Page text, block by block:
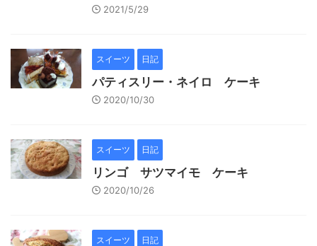
2021/5/29
スイーツ 日記
パティスリー・ネイロ ケーキ
2020/10/30
スイーツ 日記
リンゴ サツマイモ ケーキ
2020/10/26
スイーツ 日記